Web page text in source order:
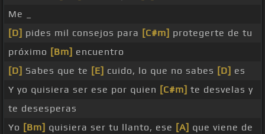
Me _
[D] pides mil consejos para [C#m] protegerte de tu
próximo [Bm] encuentro
[D] Sabes que te [E] cuido, lo que no sabes [D] es
Y yo quisiera ser ese por quien [C#m] te desvelas y
te desesperas
Yo [Bm] quisiera ser tu llanto, ese [A] que viene de